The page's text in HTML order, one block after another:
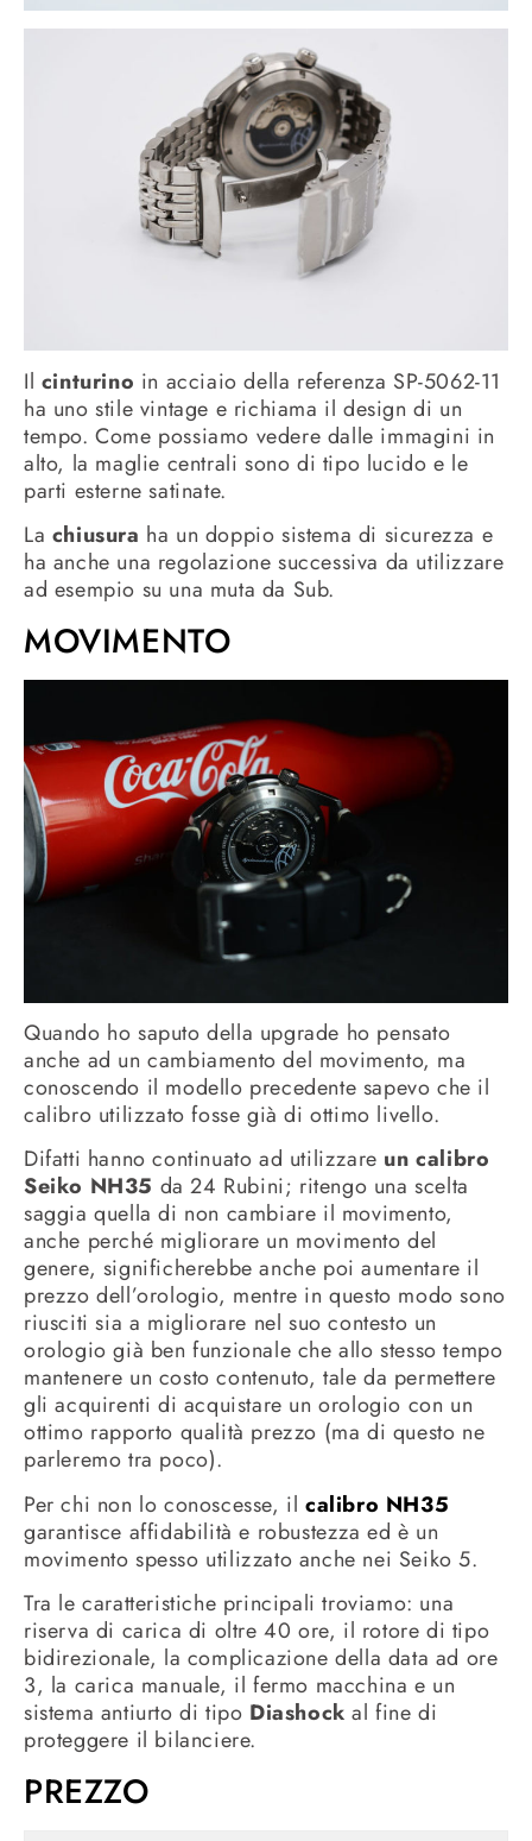
Il cinturino in acciaio della referenza SP-5062-11
ha uno stile vintage e richiama il design di un
tempo. Come possiamo vedere dalle immagini in
alto, la maglie centrali sono di tipo lucido e le
parti esterne satinate.
La chiusura ha un doppio sistema di sicurezza e
ha anche una regolazione successiva da utilizzare
ad esempio su una muta da Sub.
MOVIMENTO
Quando ho saputo della upgrade ho pensato
anche ad un cambiamento del movimento, ma
conoscendo il modello precedente sapevo che il
calibro utilizzato fosse già di ottimo livello.
Difatti hanno continuato ad utilizzare un calibro
Seiko NH35 da 24 Rubini; ritengo una scelta
saggia quella di non cambiare il movimento,
anche perché migliorare un movimento del
genere, significherebbe anche poi aumentare il
prezzo dell’orologio, mentre in questo modo sono
riusciti sia a migliorare nel suo contesto un
orologio già ben funzionale che allo stesso tempo
mantenere un costo contenuto, tale da permettere
gli acquirenti di acquistare un orologio con un
ottimo rapporto qualità prezzo (ma di questo ne
parleremo tra poco).
Per chi non lo conoscesse, il calibro NH35
garantisce affidabilità e robustezza ed è un
movimento spesso utilizzato anche nei Seiko 5.
Tra le caratteristiche principali troviamo: una
riserva di carica di oltre 40 ore, il rotore di tipo
bidirezionale, la complicazione della data ad ore
3, la carica manuale, il fermo macchina e un
sistema antiurto di tipo Diashock al fine di
proteggere il bilanciere.
PREZZO